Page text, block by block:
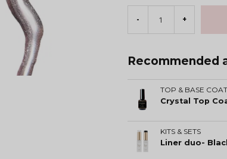
- +
Recommended
TOP & BASE COAT
Crystal Top
KITS & SETS
Liner duo-